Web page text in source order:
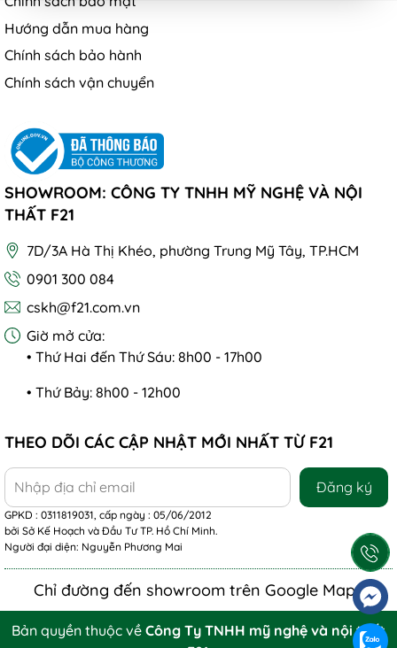
Hướng dẫn mua hàng
Chính sách bảo hành
Chính sách vận chuyển
SHOWROOM: CÔNG TY TNHH MỸ NGHỆ VÀ NỘI
THẤT F21
7D/3A Hà Thị Khéo, phường Trung Mỹ Tây, TP.HCM
0901 300 084
cskh@f21.com.vn
Giờ mở cửa:
• Thứ Hai đến Thứ Sáu: 8h00 - 17h00
• Thứ Bảy: 8h00 - 12h00
THEO DÕI CÁC CẬP NHẬT MỚI NHẤT TỪ F21
Đăng ký
GPKD : 0311819031, cấp ngày : 05/06/2012
bởi Sở Kế Hoạch và Đầu Tư TP. Hồ Chí Minh.
Người đại diện: Nguyễn Phương Mai
Chỉ đường đến showroom trên Google Maps
Bản quyền thuộc về Công Ty TNHH mỹ nghệ và nội thất